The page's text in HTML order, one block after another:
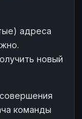
адреса
новый
команды